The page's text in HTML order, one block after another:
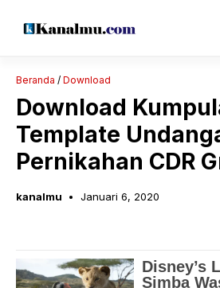
Beranda / Download
Download
Template
Pernikahan CDR
kanalmu Januari 6, 2020